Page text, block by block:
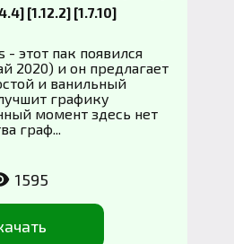
[1.12.2] [1.7.10]
- этот пак появился
2020) и он предлагает
и ванильный
графику
момент здесь нет
граф...
1595